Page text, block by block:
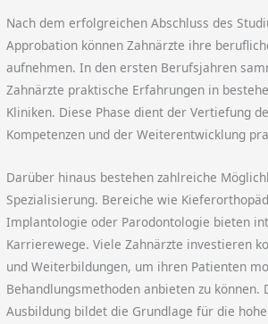
Nach dem erfolgreichen Abschluss des
Approbation können Zahnärzte ihre
aufnehmen. In den ersten Berufsjahren
Zahnärzte praktische Erfahrungen in
Kliniken. Diese Phase dient der Vertiefung
Kompetenzen und der Weiterentwicklung
Darüber hinaus bestehen zahlreiche
Spezialisierung. Bereiche wie
Implantologie oder Parodontologie bieten
Karrierewege. Viele Zahnärzte investieren
und Weiterbildungen, um ihren Patienten
Behandlungsmethoden anbieten zu können.
Ausbildung bildet die Grundlage für die